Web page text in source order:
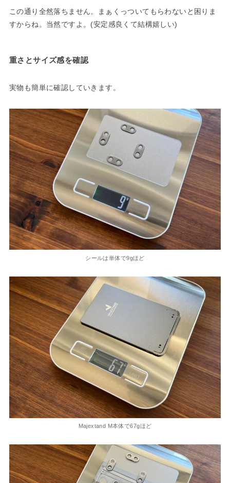
この通り全然落ちません。まぁくっついてもらわないと困りま
すからね。当然ですよ。(安定感良くて結構嬉しい)
重さとサイズ感を確認
実物も簡単に確認していきます。
シールは単体で9gほど
Majextand M本体で67gほど